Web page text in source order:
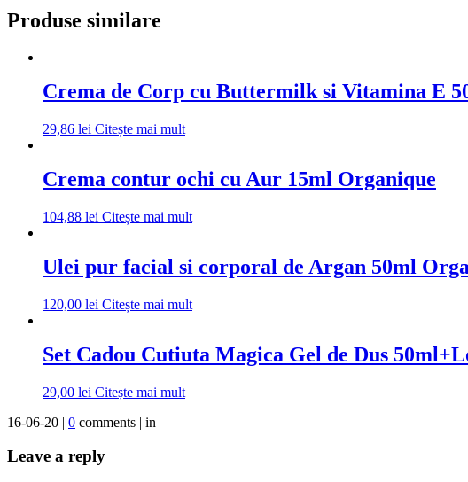
Produse similare
Crema de Corp cu Buttermilk si Vitamina E
29,86 lei Citește mai mult
Crema contur ochi cu Aur 15ml Organique
104,88 lei Citește mai mult
Ulei pur facial si corporal de Argan 50ml
120,00 lei Citește mai mult
Set Cadou Cutiuta Magica Gel de Dus
29,00 lei Citește mai mult
16-06-20 | 0 comments | in
Leave a reply